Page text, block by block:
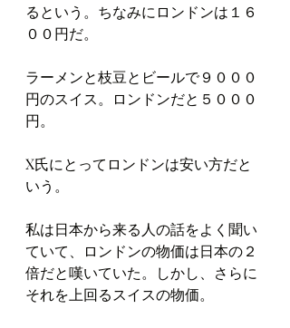
るという。ちなみにロンドンは１６
００円だ。
ラーメンと枝豆とビールで９０００
円のスイス。ロンドンだと５０００
円。
X氏にとってロンドンは安い方だと
いう。
私は日本から来る人の話をよく聞い
ていて、ロンドンの物価は日本の２
倍だと嘆いていた。しかし、さらに
それを上回るスイスの物価。